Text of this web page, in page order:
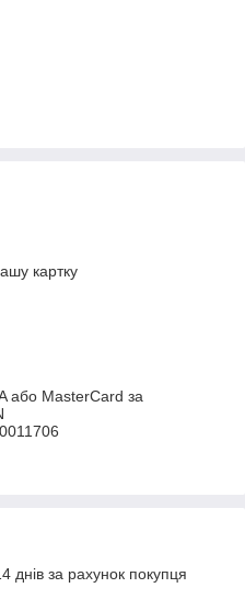
картку
або MasterCard за
днів за рахунок покупця